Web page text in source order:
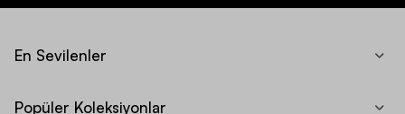
En Sevilenler
Popüler Koleksiyonlar